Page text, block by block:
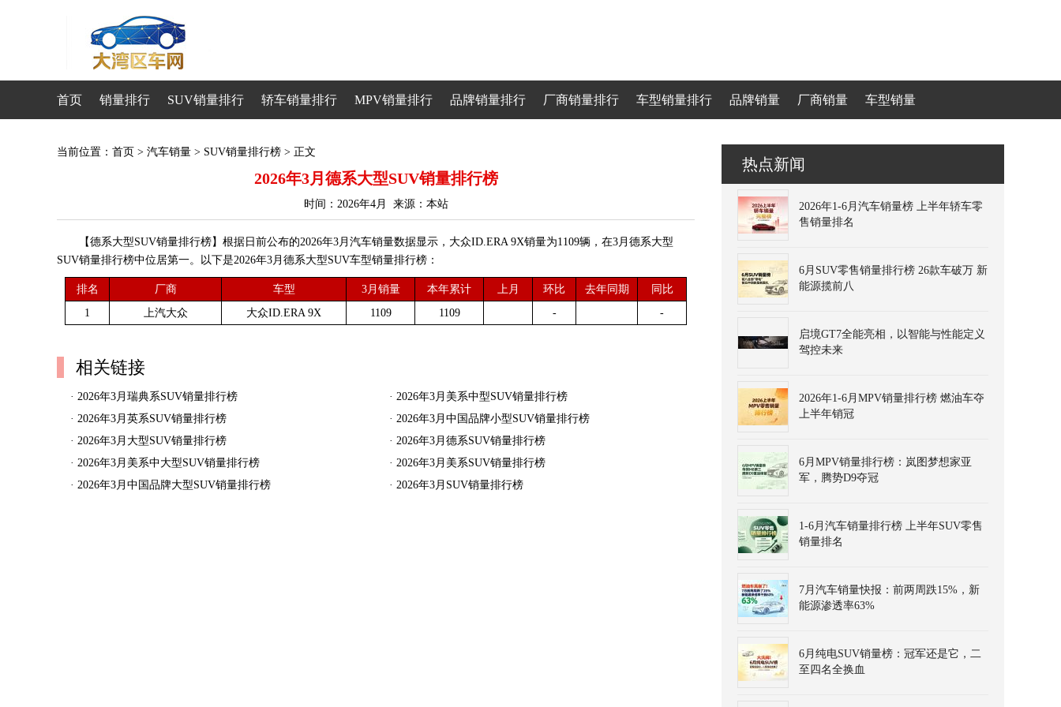
首页 销量排行 SUV销量排行 轿车销量排行 MPV销量排行 品牌销量排行 厂商销量排行 车型销量排行 品牌销量 厂商销量 车型销量
当前位置： 首页 > 汽车销量 > SUV销量排行榜 > 正文
2026年3月德系大型SUV销量排行榜
时间：2026年4月 来源：本站
【德系大型SUV销量排行榜】根据日前公布的2026年3月汽车销量数据显示，大众ID.ERA 9X销量为1109辆，在3月德系大型
SUV销量排行榜中位居第一。以下是2026年3月德系大型SUV车型销量排行榜：
排名 厂商 车型 3月销量 本年累计 上月 环比 去年同期
同比
1
上汽大众 大众ID.ERA 9X 1109 1109 - -
相关链接
· 2026年3月瑞典系SUV销量排行榜 · 2026年3月美系中型SUV销量排行榜
· 2026年3月英系SUV销量排行榜 · 2026年3月中国品牌小型SUV销量排行榜
· 2026年3月大型SUV销量排行榜 · 2026年3月德系SUV销量排行榜
· 2026年3月美系中大型SUV销量排行榜 · 2026年3月美系SUV销量排行榜
· 2026年3月中国品牌大型SUV销量排行榜 · 2026年3月SUV销量排行榜
热点新闻
2026年1-6月汽车销量榜 上半年轿车零
售销量排名
6月SUV零售销量排行榜 26款车破万 新
能源揽前八
启境GT7全能亮相，以智能与性能定义
驾控未来
2026年1-6月MPV销量排行榜 燃油车夺
上半年销冠
6月MPV销量排行榜：岚图梦想家亚
军，腾势D9夺冠
1-6月汽车销量排行榜 上半年SUV零售
销量排名
7月汽车销量快报：前两周跌15%，新
能源渗透率63%
6月纯电SUV销量榜：冠军还是它，二
至四名全换血